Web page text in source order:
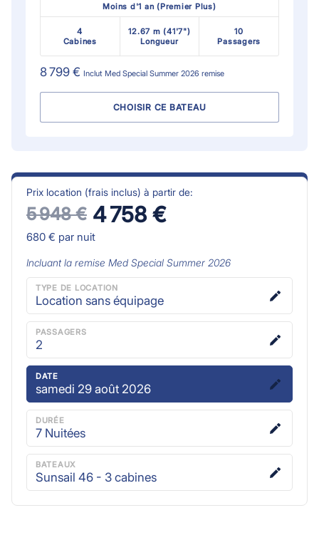
Moins d'1 an (Premier Plus)
4
Cabines
12.67 m (41'7")
Longueur
10
Passagers
8 799 € Inclut Med Special Summer 2026 remise
CHOISIR CE BATEAU
Prix location (frais inclus) à partir de:
5 948 € 4 758 €
680 € par nuit
Incluant la remise Med Special Summer 2026
TYPE DE LOCATION
Location sans équipage
PASSAGERS
2
DATE
samedi 29 août 2026
DURÉE
7Nuitées
BATEAUX
Sunsail 46 - 3 cabines